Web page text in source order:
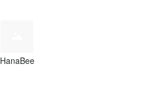
HanaBee